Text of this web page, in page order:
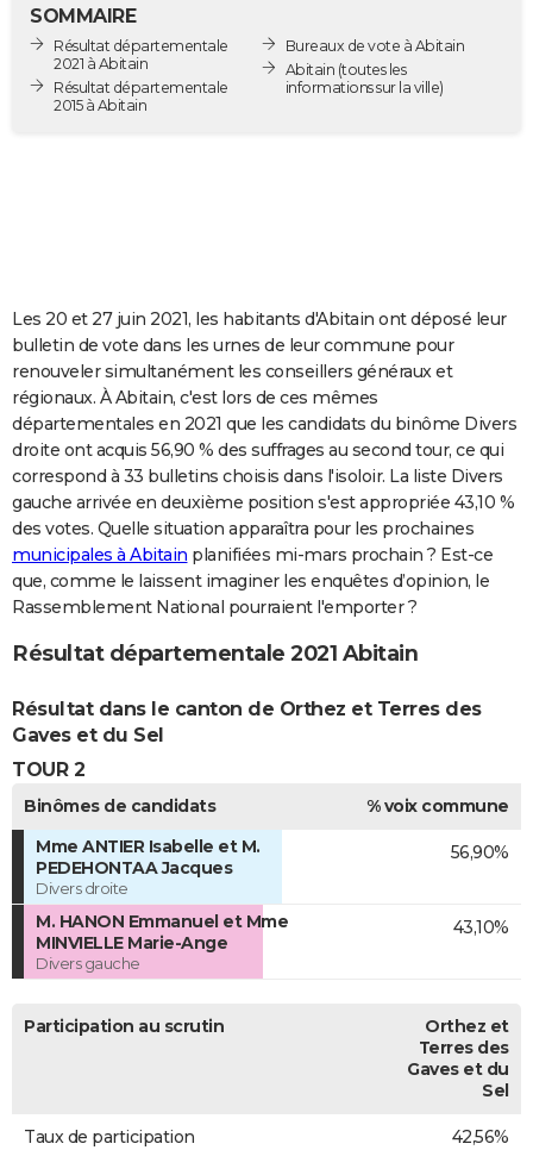
Destinations
City break
Voyage nature
Voyage de noces
Forum
Climat
GUIDES D'ACHAT
COPAINS D'AVANT
S'inscrire
Se connecter
Primaires
Universités
Entreprises
Service militaire
Avis de recherche
AVIS DE DÉCÈS
FORUM
Bricolage
Lifestyle
Culture
Sport
Auto
Television
Voyage
Cinema
SOMMAIRE
Résultat départementale
2021 à Abitain
Résultat départementale
2015 à Abitain
Bureaux de vote à Abitain
Abitain (toutes les
informations sur la ville)
Les 20 et 27 juin 2021, les habitants d'Abitain ont déposé leur
bulletin de vote dans les urnes de leur commune pour
renouveler simultanément les conseillers généraux et
régionaux. À Abitain, c'est lors de ces mêmes
départementales en 2021 que les candidats du binôme Divers
droite ont acquis 56,90 % des suffrages au second tour, ce qui
correspond à 33 bulletins choisis dans l'isoloir. La liste Divers
gauche arrivée en deuxième position s'est appropriée 43,10 %
des votes. Quelle situation apparaîtra pour les prochaines
municipales à Abitain planifiées mi-mars prochain ? Est-ce
que, comme le laissent imaginer les enquêtes d’opinion, le
Rassemblement National pourraient l'emporter ?
Résultat départementale 2021 Abitain
Résultat dans le canton de Orthez et Terres des
Gaves et du Sel
TOUR 2
Binômes de candidats
% voix commune
Mme ANTIER Isabelle et M.
PEDEHONTAA Jacques
Divers droite
56,90%
M. HANON Emmanuel et Mme
MINVIELLE Marie-Ange
Divers gauche
43,10%
Participation au scrutin
Orthez et
Terres des
Gaves et du
Sel
Taux de participation 42,56%